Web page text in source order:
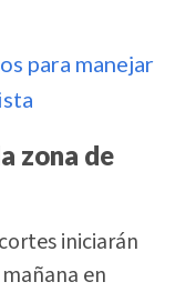
para manejar
zona de
iniciarán
en